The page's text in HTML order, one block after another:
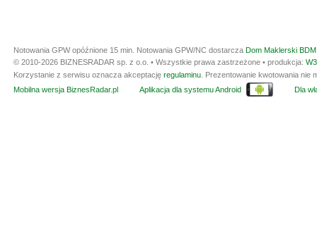
Notowania GPW opóźnione 15 min. Notowania GPW/NC dostarcza Dom Maklerski
© 2010-2026 BIZNESRADAR sp. z o.o. • Wszystkie prawa zastrzeżone • produkcja:
Korzystanie z serwisu oznacza akceptację regulaminu . Prezentowanie kwotowania
Mobilna wersja BiznesRadar.pl
Aplikacja dla systemu Android Dla